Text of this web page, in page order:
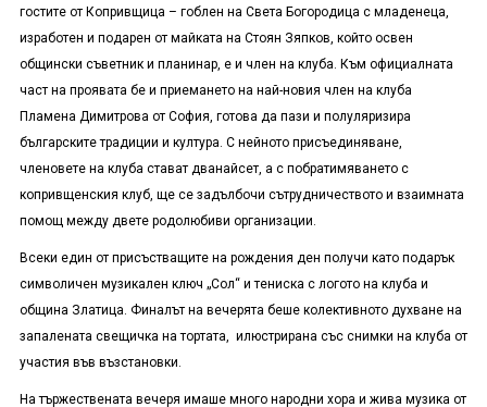
гостите от Копривщица – гоблен на Света Богородица с младенеца,
изработен и подарен от майката на Стоян Зяпков, който освен
общински съветник и планинар, е и член на клуба. Към официалната
част на проявата бе и приемането на най-новия член на клуба
Пламена Димитрова от София, готова да пази и полуляризира
българските традиции и култура. С нейното присъединяване,
членовете на клуба стават дванайсет, а с побратимяването с
копривщенския клуб, ще се задълбочи сътрудничеството и взаимната
помощ между двете родолюбиви организации.
Всеки един от присъстващите на рождения ден получи като подарък
символичен музикален ключ „Сол“ и тениска с логото на клуба и
община Златица. Финалът на вечерята беше колективното духване на
запалената свещичка на тортата, илюстрирана със снимки на клуба от
участия във възстановки.
На тържествената вечеря имаше много народни хора и жива музика от